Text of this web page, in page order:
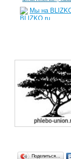
Мы на
Поделиться…